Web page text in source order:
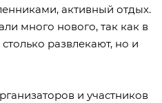
активный отдых.
много нового, так как в
развлекают, но и
и участников